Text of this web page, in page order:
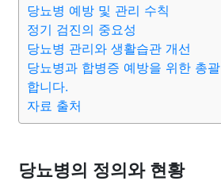
맛집 IT 컴퓨터
의료 의학 경제 마케팅 부
교통 생활
당뇨병 예방 및 관리 수칙
정기 검진의 중요성
당뇨병 관리와 생활습관 개선
당뇨병과 합병증 예방을 위한 총
합니다.
자료 출처
당뇨병의 정의와 현황